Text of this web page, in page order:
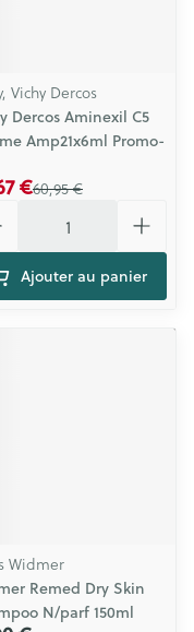
Vichy Dercos
Dercos Aminexil C5
Amp21x6ml Promo-
60,95 €
€
Ajouter au panier
Widmer
Remed Dry Skin
N/parf 150ml